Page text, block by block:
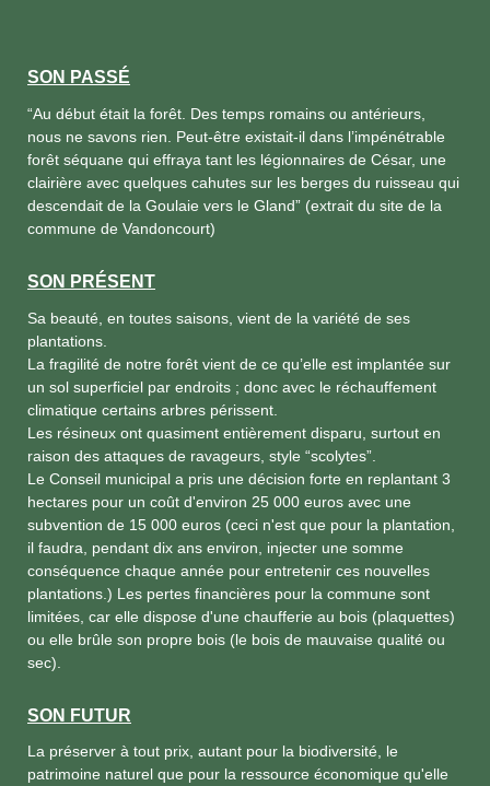
SON PASSÉ
“Au début était la forêt. Des temps romains ou antérieurs,
nous ne savons rien. Peut-être existait-il dans l’impénétrable
forêt séquane qui effraya tant les légionnaires de César, une
clairière avec quelques cahutes sur les berges du ruisseau qui
descendait de la Goulaie vers le Gland” (extrait du site de la
commune de Vandoncourt)
SON PRÉSENT
Sa beauté, en toutes saisons, vient de la variété de ses
plantations.
La fragilité de notre forêt vient de ce qu’elle est implantée sur
un sol superficiel par endroits ; donc avec le réchauffement
climatique certains arbres périssent.
Les résineux ont quasiment entièrement disparu, surtout en
raison des attaques de ravageurs, style “scolytes”.
Le Conseil municipal a pris une décision forte en replantant 3
hectares pour un coût d'environ 25 000 euros avec une
subvention de 15 000 euros (ceci n'est que pour la plantation,
il faudra, pendant dix ans environ, injecter une somme
conséquence chaque année pour entretenir ces nouvelles
plantations.) Les pertes financières pour la commune sont
limitées, car elle dispose d'une chaufferie au bois (plaquettes)
ou elle brûle son propre bois (le bois de mauvaise qualité ou
sec).
SON FUTUR
La préserver à tout prix, autant pour la biodiversité, le
patrimoine naturel que pour la ressource économique qu'elle